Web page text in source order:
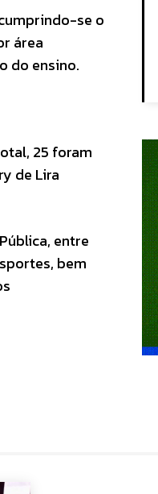
se o
área
do ensino.
25 foram
de Lira
entre
bem